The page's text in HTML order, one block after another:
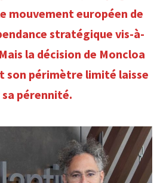
mouvement européen de
stratégique vis-à-
la décision de Moncloa
son périmètre limité laisse
pérennité.